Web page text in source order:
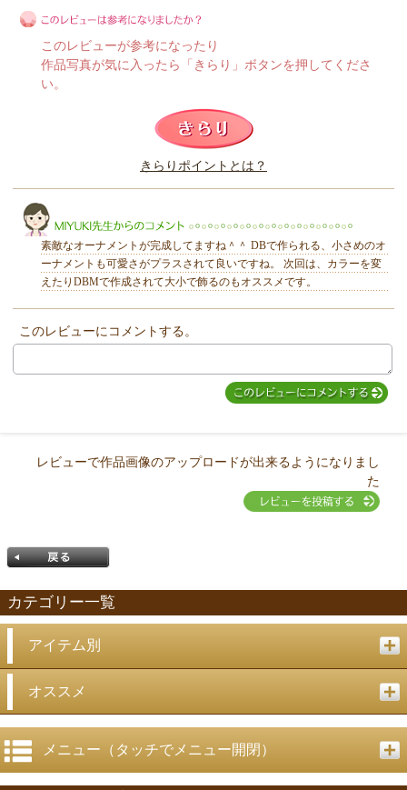
このレビューは参考になりましたか？
このレビューが参考になったり
作品写真が気に入ったら「きらり」ボタンを押してくださ
い。
きらり
きらりポイントとは？
MIYUKI先生からのコメント
素敵なオーナメントが完成してますね＾＾ DBで作られる、小さめのオ
ーナメントも可愛さがプラスされて良いですね。 次回は、カラーを変
えたりDBMで作成されて大小で飾るのもオススメです。
このレビューにコメントする。
レビューで作品画像のアップロードが出来るようになりまし
た
カテゴリー一覧
アイテム別
オススメ
メニュー（タッチでメニュー開閉）